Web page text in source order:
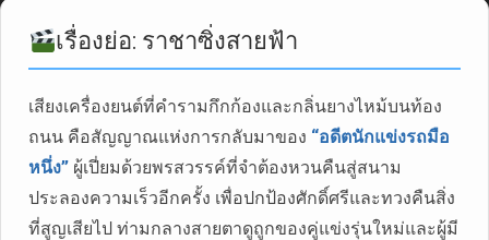
เรื่องย่อ: ราชาซิ่งสายฟ้า
เสียงเครื่องยนต์ที่คำรามกึกก้องและกลิ่นยางไหม้บนท้อง
ถนน คือสัญญาณแห่งการกลับมาของ “อดีตนักแข่งรถมือ
หนึ่ง” ผู้เปี่ยมด้วยพรสวรรค์ที่จำต้องหวนคืนสู่สนาม
ประลองความเร็วอีกครั้ง เพื่อปกป้องศักดิ์ศรีและทวงคืนสิ่ง
ที่สูญเสียไป ท่ามกลางสายตาดูถูกของคู่แข่งรุ่นใหม่และผู้มี